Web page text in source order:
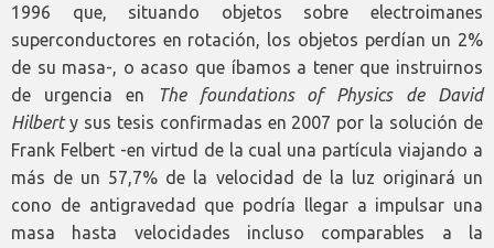
1996 que, situando objetos sobre electroimanes
superconductores en rotación, los objetos perdían un 2%
de su masa-, o acaso que íbamos a tener que instruirnos
de urgencia en
The foundations of Physics de David
Hilberty sus tesis confirmadas en 2007 por la solución de
Frank Felbert -en virtud de la cual una partícula viajando a
más de un 57,7% de la velocidad de la luz originará un
cono de antigravedad que podría llegar a impulsar una
masa hasta velocidades incluso comparables a la